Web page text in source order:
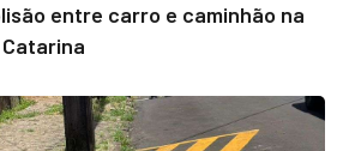
entre carro e caminhão na